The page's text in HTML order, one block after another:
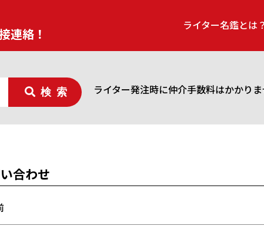
連絡！
ライター名鑑とは？
検索 ライター発注時に仲介手数料はかかり
合わせ